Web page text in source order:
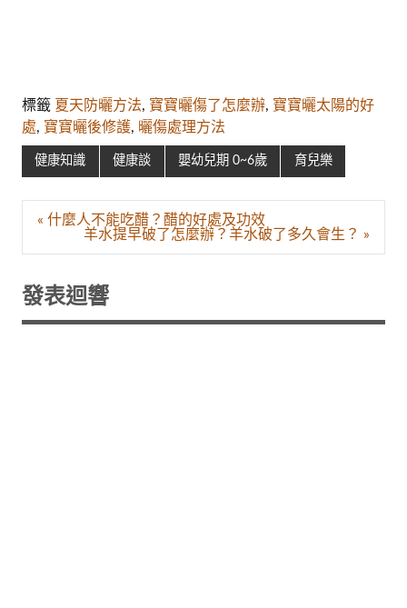
標籤 夏天防曬方法, 寶寶曬傷了怎麼辦, 寶寶曬太陽的好
處, 寶寶曬後修護, 曬傷處理方法
健康知識 健康談 嬰幼兒期 0~6歲 育兒樂
文
« 什麼人不能吃醋？醋的好處及功效
羊水提早破了怎麼辦？羊水破了多久會生？ »
發表迴響